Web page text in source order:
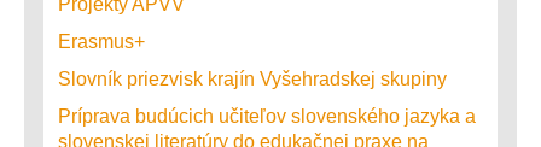
Erasmus+
Slovník priezvisk krajín Vyšehradskej skupiny
Príprava budúcich učiteľov slovenského jazyka a
slovenskej literatúry do edukačnej praxe na